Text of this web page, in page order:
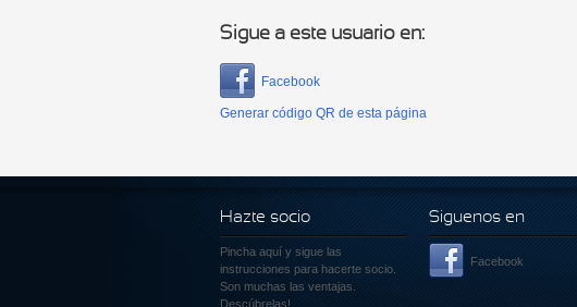
Sigue a este usuario en:
Facebook
Generar código QR de esta página
Hazte socio
Pincha aquí y sigue las
instrucciones para hacerte socio.
Son muchas las ventajas.
Descúbrelas!
Siguenos en
Facebook